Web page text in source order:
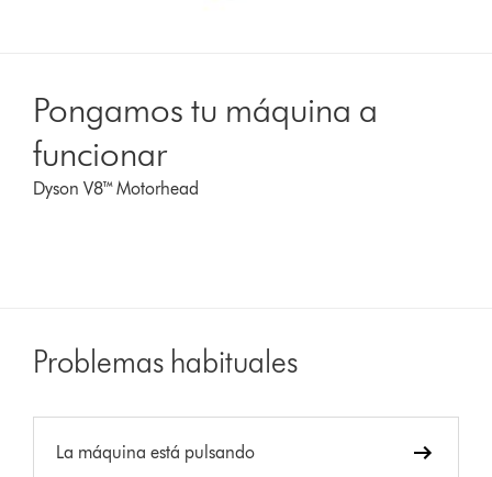
Pongamos tu máquina a
funcionar
Dyson V8™ Motorhead
Problemas habituales
La máquina está pulsando